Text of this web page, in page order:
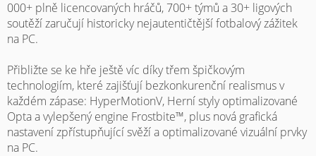
000+ plně licencovaných hráčů, 700+ týmů a 30+ ligových
soutěží zaručují historicky nejautentičtější fotbalový zážitek
na PC.
Přibližte se ke hře ještě víc díky třem špičkovým
technologiím, které zajišťují bezkonkurenční realismus v
každém zápase: HyperMotionV, Herní styly optimalizované
Opta a vylepšený engine Frostbite™, plus nová grafická
nastavení zpřístupňující svěží a optimalizované vizuální prvky
na PC.